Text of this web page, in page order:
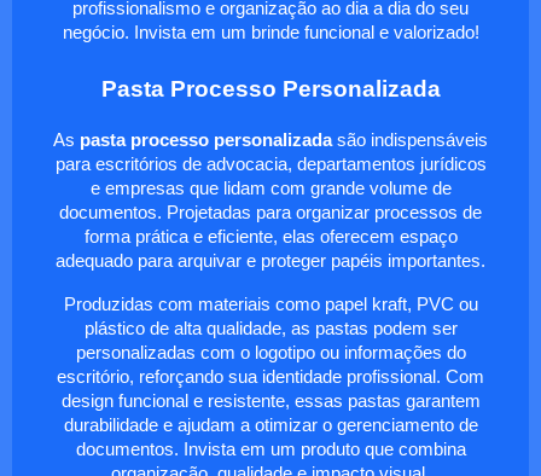
profissionalismo e organização ao dia a dia do seu
negócio. Invista em um brinde funcional e valorizado!
Pasta Processo Personalizada
As pasta processo personalizadasão indispensáveis
para escritórios de advocacia, departamentos jurídicos
e empresas que lidam com grande volume de
documentos. Projetadas para organizar processos de
forma prática e eficiente, elas oferecem espaço
adequado para arquivar e proteger papéis importantes.
Produzidas com materiais como papel kraft, PVC ou
plástico de alta qualidade, as pastas podem ser
personalizadas com o logotipo ou informações do
escritório, reforçando sua identidade profissional. Com
design funcional e resistente, essas pastas garantem
durabilidade e ajudam a otimizar o gerenciamento de
documentos. Invista em um produto que combina